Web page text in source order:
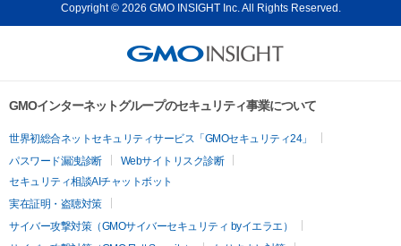
Copyright © 2026 GMO INSIGHT Inc. All Rights Reserved.
GMOインターネットグループのセキュリティ事業について
世界初総合ネットセキュリティサービス「GMOセキュリティ24」
パスワード漏洩診断
Webサイトリスク診断
セキュリティ相談AIチャットボット
実在証明・盗聴対策
サイバー攻撃対策（GMOサイバーセキュリティ byイエラエ）